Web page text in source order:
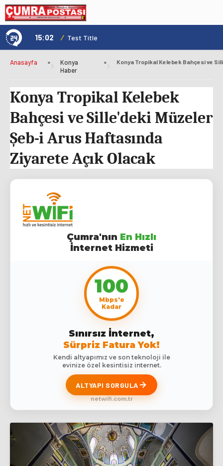
15:02 / Test Title
Anasayfa »
Konya
Haber
»
Konya Tropikal Kelebek
Bahçesi ve Sille'deki Müzeler
Şeb-i Arus Haftasında
Ziyarete Açık Olacak
Çumra'nın En Hızlı
İnternet Hizmeti
100
Mbps'e
Kadar
Sınırsız İnternet,
Sürpriz Fatura Yok!
Kendi altyapımız ve son teknoloji ile
evinize özel kesintisiz internet.
ALTYAPI SORGULA
netwifi.com.tr